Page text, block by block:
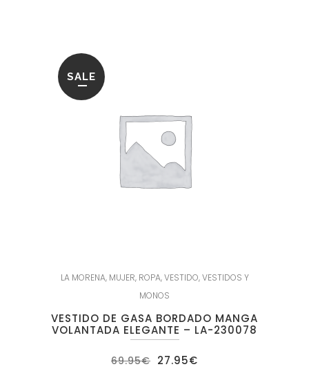
SALE
LA MORENA, MUJER, ROPA,VESTIDO,VESTIDOS Y
MONOS
VESTIDO DE GASA BORDADO MANGA
VOLANTADA ELEGANTE – LA-230078
69.95€ El
27.95€